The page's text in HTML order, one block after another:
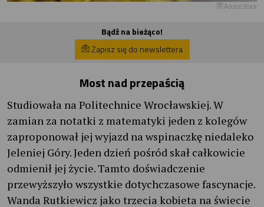
Adobe Stock
Bądź na bieżąco!
Zapisz się do newslettera
Most nad przepaścią
Studiowała na Politechnice Wrocławskiej. W
zamian za notatki z matematyki jeden z kolegów
zaproponował jej wyjazd na wspinaczkę niedaleko
Jeleniej Góry. Jeden dzień pośród skał całkowicie
odmienił jej życie. Tamto doświadczenie
przewyższyło wszystkie dotychczasowe fascynacje.
Wanda Rutkiewicz jako trzecia kobieta na świecie